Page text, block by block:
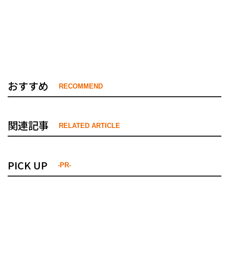
おすすめ RECOMMEND
関連記事 RELATED ARTICLE
PICK UP -PR-